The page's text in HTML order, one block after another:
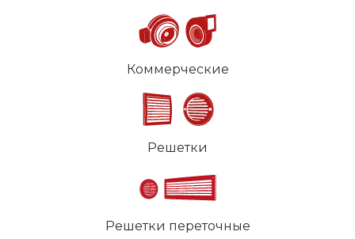
Коммерческие
Решетки
Решетки переточные